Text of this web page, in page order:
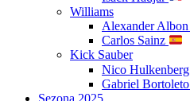
Williams
Alexander Albon
Carlos Sainz
Kick Sauber
Nico Hulkenberg
Gabriel Bortoleto